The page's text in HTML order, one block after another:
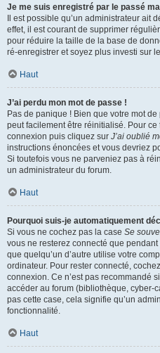
Je me suis enregistré par le passé
Il est possible qu’un administrateur ait
effet, il est courant de supprimer
pour réduire la taille de la base de
ré-enregistrer et soyez plus investi sur
Haut
J’ai perdu mon mot de passe !
Pas de panique ! Bien que votre mot
peut facilement être réinitialisé. Pour
connexion puis cliquez sur J’ai oublié
instructions énoncées et vous devriez
Si toutefois vous ne parveniez pas à
un administrateur du forum.
Haut
Pourquoi suis-je automatiquement
Si vous ne cochez pas la case Se
vous ne resterez connecté que
que quelqu’un d’autre utilise votre
ordinateur. Pour rester connecté,
connexion. Ce n’est pas recommandé
accéder au forum (bibliothèque, cyber-
pas cette case, cela signifie qu’un
fonctionnalité.
Haut